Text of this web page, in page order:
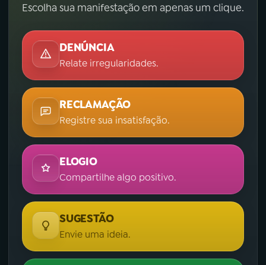
Escolha sua manifestação em apenas um clique.
DENÚNCIA
Relate irregularidades.
RECLAMAÇÃO
Registre sua insatisfação.
ELOGIO
Compartilhe algo positivo.
SUGESTÃO
Envie uma ideia.